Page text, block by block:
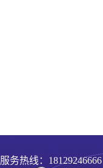
服务热线： 18129246666